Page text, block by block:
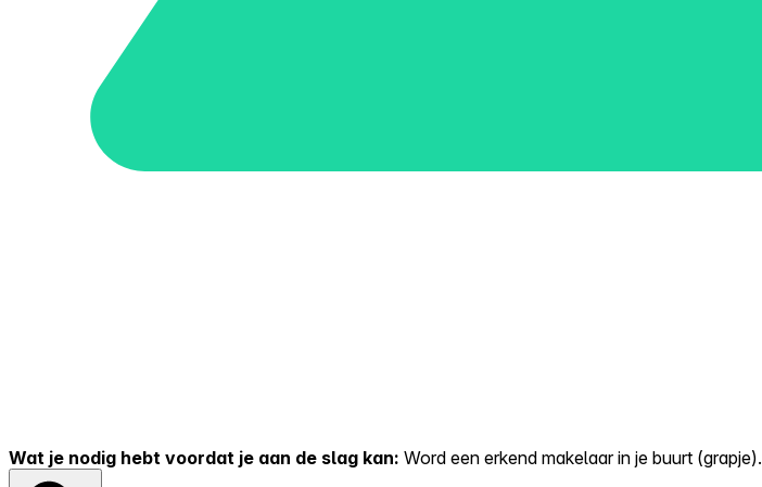
Wat je nodig hebt voordat je aan de slag kan: Word een erkend makelaar in je buurt (grapje).